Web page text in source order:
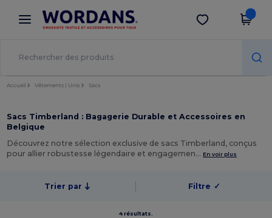
× Appli Wordans
Meilleurs prix sur l’app !
Obtenir l'appli
Accueil Vêtements | Unis Sacs
Sacs Timberland : Bagagerie Durable et Accessoires en
Belgique
Découvrez notre sélection exclusive de sacs Timberland, conçus
pour allier robustesse légendaire et engagemen… En voir plus
Trier par Filtre ✓
4 résultats.